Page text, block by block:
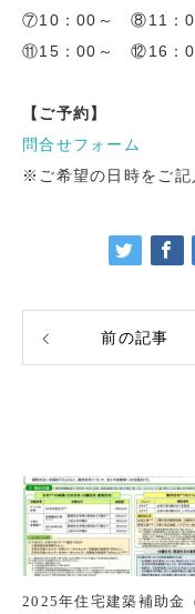
⑦10：00～ ⑧11：
⑪15：00～ ⑫16：
【ご予約】
問合せフォーム
※ご希望の日時をご記
前の記事
2025年住宅建築補助金